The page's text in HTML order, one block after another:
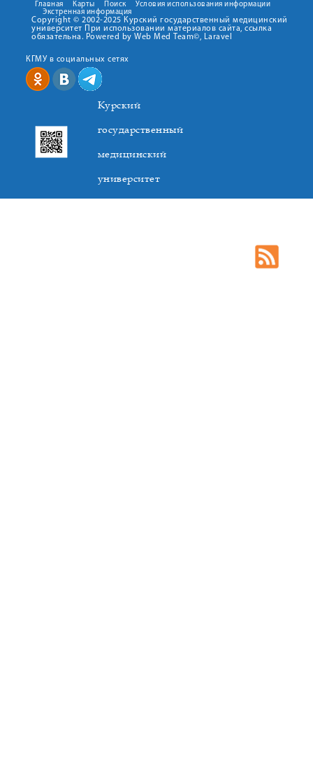
Главная Карты Поиск
Условия использования информации
Экстренная информация
Copyright © 2002-2025 Курский государственный медицинский
университет При использовании материалов сайта, ссылка
обязательна. Powered by Web Med Team©, Laravel
КГМУ в социальных сетях
Курский
государственный
медицинский
университет